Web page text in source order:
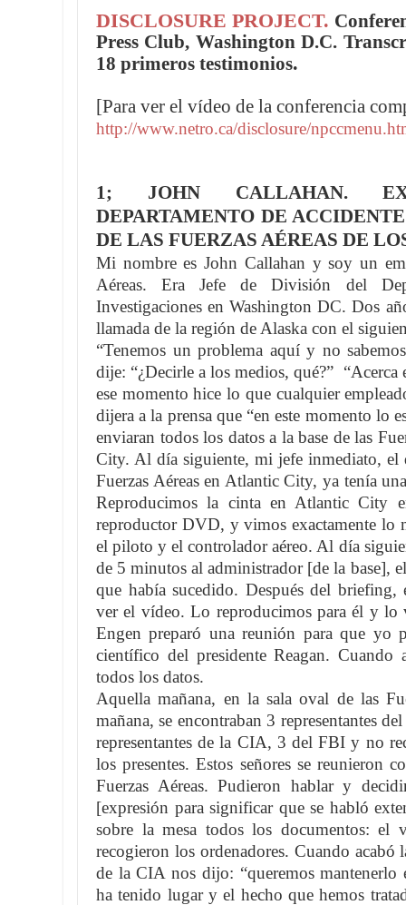
DISCLOSURE PROJECT.
Press Club, Washington D.C.
18 primeros testimonios.
[Para ver el vídeo de la conferencia
http://www.netro.ca/disclosure/
1; JOHN CALLAHAN.
DEPARTAMENTO DE
DE LAS FUERZAS AÉREAS DE
Mi nombre es John Callahan y soy un
Aéreas. Era Jefe de División del
Investigaciones en Washington DC. Dos
llamada de la región de Alaska con el
“Tenemos un problema aquí y no
dije: “¿Decirle a los medios, qué?”
ese momento hice lo que cualquier
dijera a la prensa que “en este momento lo
enviaran todos los datos a la base de las
City. Al día siguiente, mi jefe inmediato, el
Fuerzas Aéreas en Atlantic City, ya tenía
Reproducimos la cinta en Atlantic City
reproductor DVD, y vimos exactamente lo
el piloto y el controlador aéreo. Al día
de 5 minutos al administrador [de la base],
que había sucedido. Después del
ver el vídeo. Lo reproducimos para él y lo
Engen preparó una reunión para que yo
científico del presidente Reagan. Cuando
todos los datos.
Aquella mañana, en la sala oval de las
mañana, se encontraban 3 representantes
representantes de la CIA, 3 del FBI y no
los presentes. Estos señores se reunieron
Fuerzas Aéreas. Pudieron hablar y
[expresión para significar que se habló
sobre la mesa todos los documentos: el
recogieron los ordenadores. Cuando
de la CIA nos dijo: “queremos mantenerlo
ha tenido lugar y el hecho que hemos